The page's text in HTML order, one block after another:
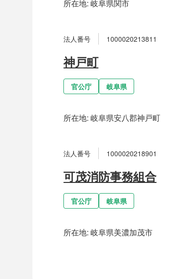
所在地:岐阜県関市
法人番号 1000020213811
神戸町
官公庁 岐阜県
所在地:岐阜県安八郡神戸町
法人番号 1000020218901
可茂消防事務組合
官公庁 岐阜県
所在地:岐阜県美濃加茂市